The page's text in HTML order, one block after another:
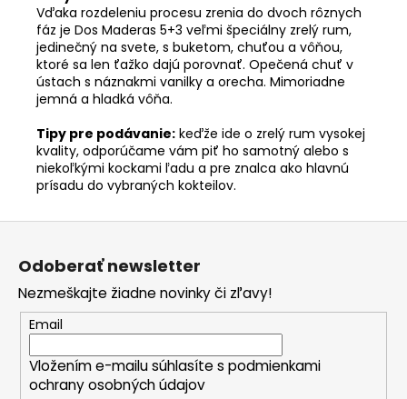
Vďaka rozdeleniu procesu zrenia do dvoch rôznych
fáz je Dos Maderas 5+3 veľmi špeciálny zrelý rum,
jedinečný na svete, s buketom, chuťou a vôňou,
ktoré sa len ťažko dajú porovnať. Opečená chuť v
ústach s náznakmi vanilky a orecha. Mimoriadne
jemná a hladká vôňa.
Tipy pre podávanie: keďže ide o zrelý rum vysokej
kvality, odporúčame vám piť ho samotný alebo s
niekoľkými kockami ľadu a pre znalca ako hlavnú
prísadu do vybraných kokteilov.
Z
Odoberať newsletter
Nezmeškajte žiadne novinky či zľavy!
Email
Vložením e-mailu súhlasíte s podmienkami
ochrany osobných údajov